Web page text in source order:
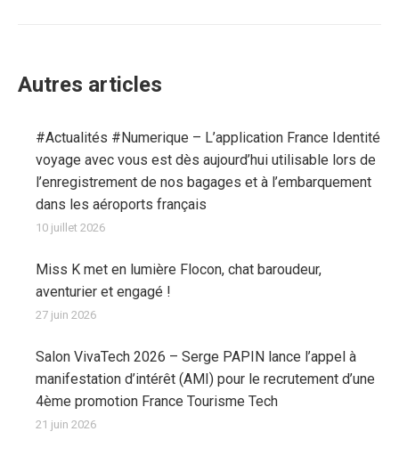
Autres articles
#Actualités #Numerique – L’application France Identité
voyage avec vous est dès aujourd’hui utilisable lors de
l’enregistrement de nos bagages et à l’embarquement
dans les aéroports français
10 juillet 2026
Miss K met en lumière Flocon, chat baroudeur,
aventurier et engagé !
27 juin 2026
Salon VivaTech 2026 – Serge PAPIN lance l’appel à
manifestation d’intérêt (AMI) pour le recrutement d’une
4ème promotion France Tourisme Tech
21 juin 2026